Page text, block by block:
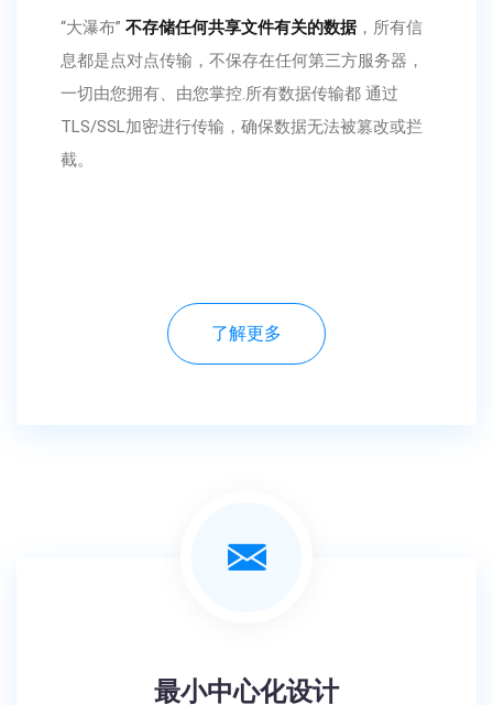
“大瀑布” 不存储任何共享文件有关的数据 ，所有信
息都是点对点传输，不保存在任何第三方服务器，
一切由您拥有、由您掌控.所有数据传输都 通过
TLS/SSL加密进行传输，确保数据无法被篡改或拦
截。
了解更多
最小中心化设计